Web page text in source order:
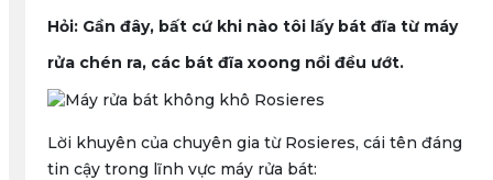
Hỏi: Gần đây, bất cứ khi nào tôi lấy bát đĩa từ máy
rửa chén ra, các bát đĩa xoong nồi đều ướt.
Lời khuyên của chuyên gia từ Rosieres, cái tên đáng
tin cậy trong lĩnh vực máy rửa bát: